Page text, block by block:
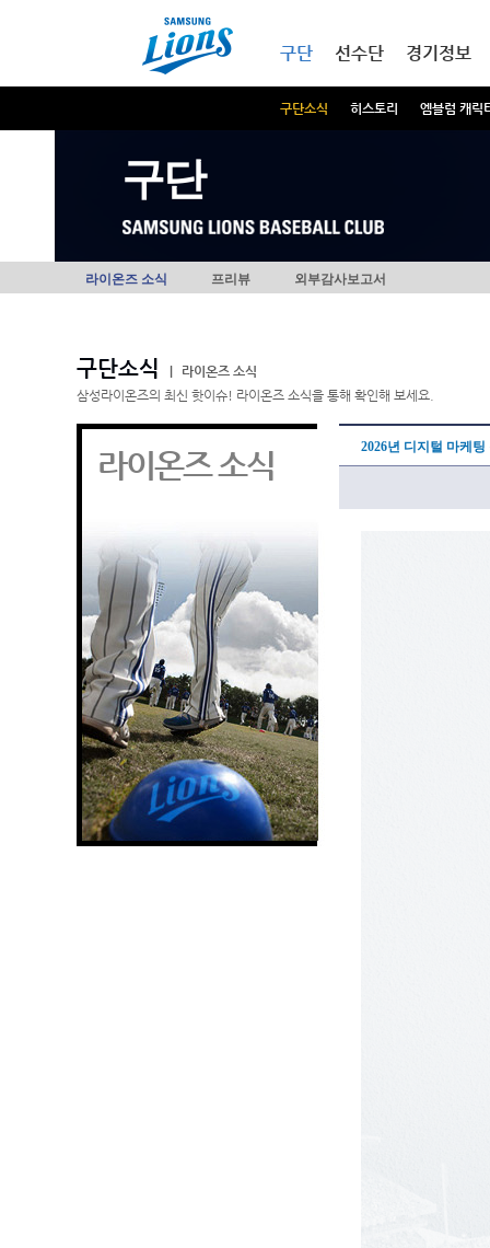
구단
구단소식 히스토리 엠블럼 캐릭
선수단 경기정보
구단
라이온즈 소식 프리뷰 외부감사보고서
구단소식
라이온즈 소식
삼성라이온즈의 최신 핫이슈! 라이온즈 소식을 통해 확인해 보세요.
라이온즈 소식 2026년 디지털 마케